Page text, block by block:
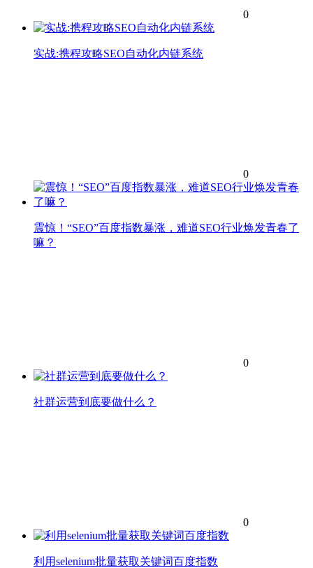
0
实战:携程攻略SEO自动化内链系统
0
震惊！“SEO”百度指数暴涨，难道SEO行业焕发青春了
嘛？
0
社群运营到底要做什么？
0
利用selenium批量获取关键词百度指数